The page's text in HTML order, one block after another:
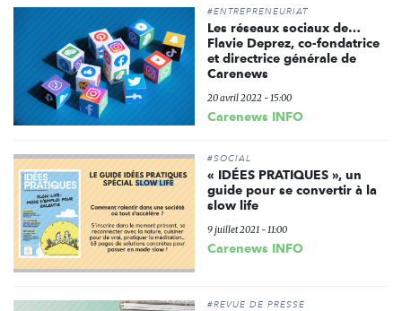
#ENTREPRENEURIAT
Les réseaux sociaux de…
Flavie Deprez, co-fondatrice
et directrice générale de
Carenews
20 avril 2022 - 15:00
Carenews INFO
#SOCIAL
« IDÉES PRATIQUES », un
guide pour se convertir à la
slow life
9 juillet 2021 - 11:00
Carenews INFO
#REVUE DE PRESSE